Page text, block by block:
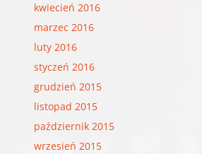
kwiecień 2016
marzec 2016
luty 2016
styczeń 2016
grudzień 2015
listopad 2015
październik 2015
wrzesień 2015